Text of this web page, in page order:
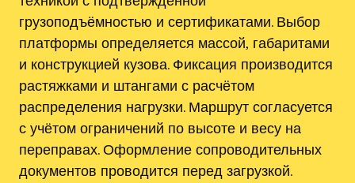
грузоподъёмностью и сертификатами. Выбор
платформы определяется массой‚ габаритами
и конструкцией кузова. Фиксация производится
растяжками и штангами с расчётом
распределения нагрузки. Маршрут согласуется
с учётом ограничений по высоте и весу на
переправах. Оформление сопроводительных
документов проводится перед загрузкой.